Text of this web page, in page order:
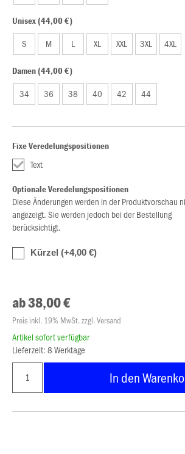
Unisex (44,00 €)
S M L XL XXL 3XL 4XL
Damen (44,00 €)
34 36 38 40 42 44
Fixe Veredelungspositionen
Text
Optionale Veredelungspositionen
Diese Änderungen werden in der Produktvorschau
angezeigt. Sie werden jedoch bei der Bestellung
berücksichtigt.
Kürzel (+4,00 €)
ab 38,00 €
Preis inkl. 19% MwSt. zzgl. Versand
Artikel sofort verfügbar
Lieferzeit: 8 Werktage
In den